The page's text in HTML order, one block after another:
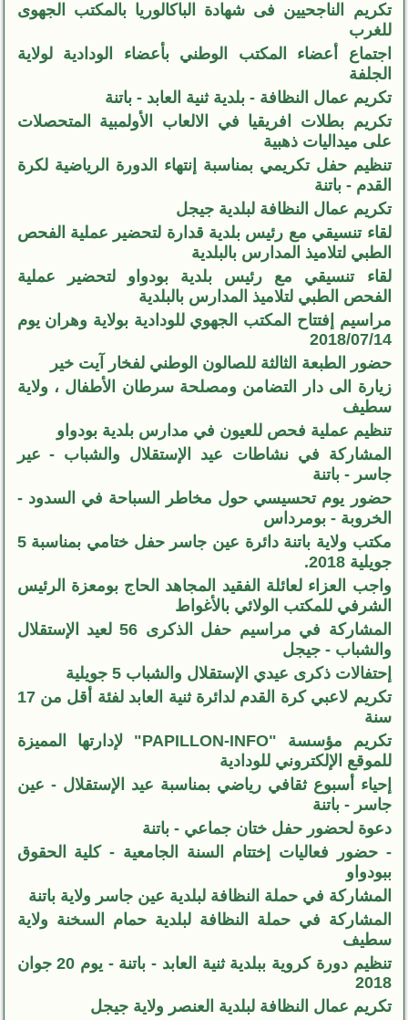
تكريم الناجحيين فى شهادة الباكالوريا بالمكتب الجهوى
للغرب
اجتماع أعضاء المكتب الوطني بأعضاء الودادية لولاية
الجلفة
تكريم عمال النظافة - بلدية ثنية العابد - باتنة
تكريم بطلات افريقيا في الالعاب الأولمبية المتحصلات
على ميداليات ذهبية
تنظيم حفل تكريمي بمناسبة إنتهاء الدورة الرياضية لكرة
القدم - باتنة
تكريم عمال النظافة لبلدية جيجل
لقاء تنسيقي مع رئيس بلدية قدارة لتحضير عملية الفحص
الطبي لتلاميذ المدارس بالبلدية
لقاء تنسيقي مع رئيس بلدية بودواو لتحضير عملية
الفحص الطبي لتلاميذ المدارس بالبلدية
مراسيم إفتتاح المكتب الجهوي للودادية بولاية وهران يوم
2018/07/14
حضور الطبعة الثالثة للصالون الوطني لفخار آيت خير
زيارة الى دار التضامن ومصلحة سرطان الأطفال ، ولاية
سطيف
تنظيم عملية فحص للعيون في مدارس بلدية بودواو
المشاركة في نشاطات عيد الإستقلال والشباب - عير
جاسر - باتنة
حضور يوم تحسيسي حول مخاطر السباحة في السدود -
الخروبة - بومرداس
مكتب ولاية باتنة دائرة عين جاسر حفل ختامي بمناسبة 5
جويلية 2018.
واجب العزاء لعائلة الفقيد المجاهد الحاج بومعزة الرئيس
الشرفي للمكتب الولائي بالأغواط
المشاركة في مراسيم حفل الذكرى 56 لعيد الإستقلال
والشباب - جيجل
إحتفالات ذكرى عيدي الإستقلال والشباب 5 جويلية
تكريم لاعبي كرة القدم لدائرة ثنية العابد لفئة أقل من 17
سنة
تكريم مؤسسة "PAPILLON-INFO" لإدارتها المميزة
للموقع الإلكتروني للودادية
إحياء أسبوع ثقافي رياضي بمناسبة عيد الإستقلال - عين
جاسر - باتنة
دعوة لحضور حفل ختان جماعي - باتنة
- حضور فعاليات إختتام السنة الجامعية - كلية الحقوق
ببودواو
المشاركة في حملة النظافة لبلدية عين جاسر ولاية باتنة
المشاركة في حملة النظافة لبلدية حمام السخنة ولاية
سطيف
تنظيم دورة كروية ببلدية ثنية العابد - باتنة - يوم 20 جوان
2018
تكريم عمال النظافة لبلدية العنصر ولاية جيجل